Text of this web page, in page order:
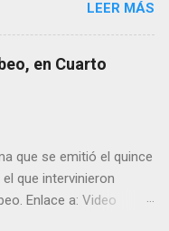
“curandeira” por sus
también como
nombre de nuestro
reconocida por muchos
REGUEIRA (ya
por estudiar y dar a
y por ende a Torbeo no
LEER MÁS
en Cuarto
que se emitió el quince
que intervinieron
Enlace a: Video